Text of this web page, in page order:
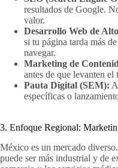
resultados de Google.
valor.
Desarrollo Web de
si tu página tarda más
navegar.
Marketing de
antes de que levanten el
Pauta Digital (SEM):
específicas o
3. Enfoque Regional:
México es un mercado
puede ser más industrial y de